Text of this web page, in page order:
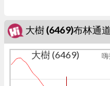
大樹 (6469)布林通道
大樹 (6469)